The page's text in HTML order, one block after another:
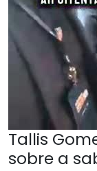
Tallis
sobre a